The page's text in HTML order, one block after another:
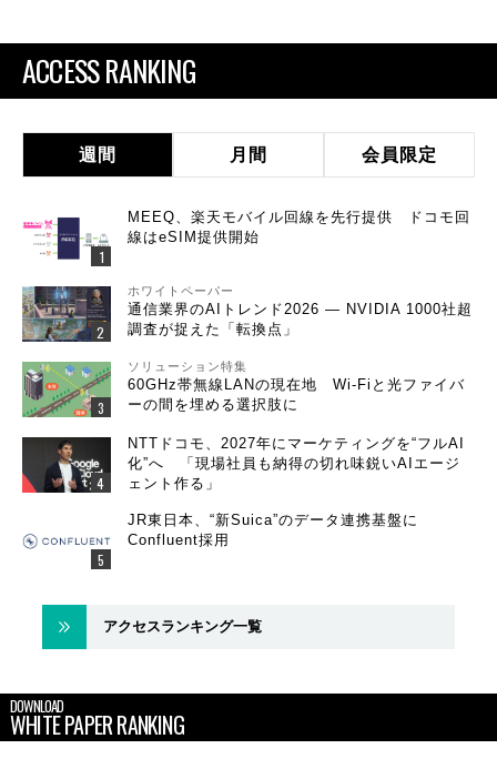
ACCESS RANKING
週間 月間 会員限定
MEEQ、楽天モバイル回線を先行提供 ドコモ回
線はeSIM提供開始
ホワイトペーパー
通信業界のAIトレンド2026 ― NVIDIA 1000社超
調査が捉えた「転換点」
ソリューション特集
60GHz帯無線LANの現在地 Wi-Fiと光ファイバ
ーの間を埋める選択肢に
NTTドコモ、2027年にマーケティングを“フルAI
化”へ 「現場社員も納得の切れ味鋭いAIエージ
ェント作る」
JR東日本、“新Suica”のデータ連携基盤に
Confluent採用
アクセスランキング一覧
DOWNLOAD
WHITE PAPER RANKING